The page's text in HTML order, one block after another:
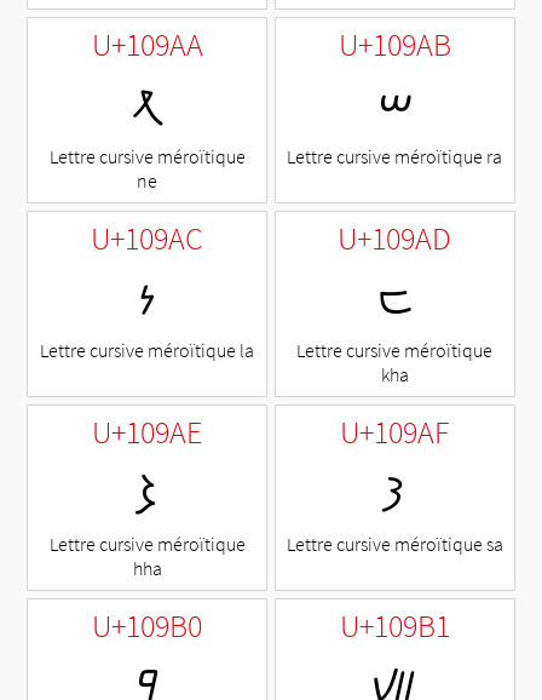
U+109AA
𐦪
Lettre cursive méroïtique
ne
U+109AB
𐦫
Lettre cursive méroïtique ra
U+109AC
𐦬
Lettre cursive méroïtique la
U+109AD
𐦭
Lettre cursive méroïtique
kha
U+109AE
𐦮
Lettre cursive méroïtique
hha
U+109AF
𐦯
Lettre cursive méroïtique sa
U+109B0
𐦰
U+109B1
𐦱